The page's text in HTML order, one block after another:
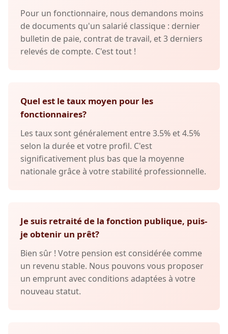
Pour un fonctionnaire, nous demandons moins
de documents qu'un salarié classique : dernier
bulletin de paie, contrat de travail, et 3 derniers
relevés de compte. C'est tout !
Quel est le taux moyen pour les
fonctionnaires?
Les taux sont généralement entre 3.5% et 4.5%
selon la durée et votre profil. C'est
significativement plus bas que la moyenne
nationale grâce à votre stabilité professionnelle.
Je suis retraité de la fonction publique, puis-
je obtenir un prêt?
Bien sûr ! Votre pension est considérée comme
un revenu stable. Nous pouvons vous proposer
un emprunt avec conditions adaptées à votre
nouveau statut.